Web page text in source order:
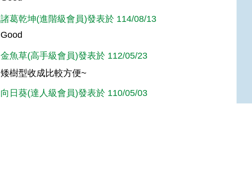
諸葛乾坤(進階級會員)發表於 114/08/13
Good
金魚草(高手級會員)發表於 112/05/23
矮樹型收成比較方便~
向日葵(達人級會員)發表於 110/05/03